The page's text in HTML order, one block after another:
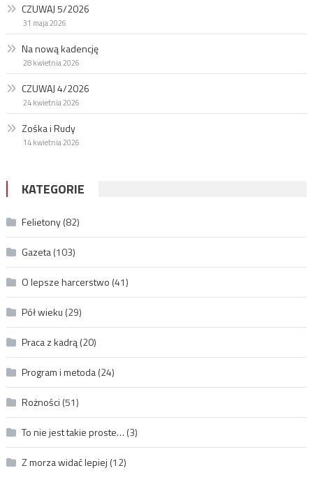
CZUWAJ 5/2026
31 maja 2026
Na nową kadencję
28 kwietnia 2026
CZUWAJ 4/2026
24 kwietnia 2026
Zośka i Rudy
14 kwietnia 2026
KATEGORIE
Felietony(82)
Gazeta(103)
O lepsze harcerstwo (41)
Pół wieku (29)
Praca z kadrą(20)
Program i metoda(24)
Rożności (51)
To nie jest takie proste… (3)
Z morza widać lepiej (12)